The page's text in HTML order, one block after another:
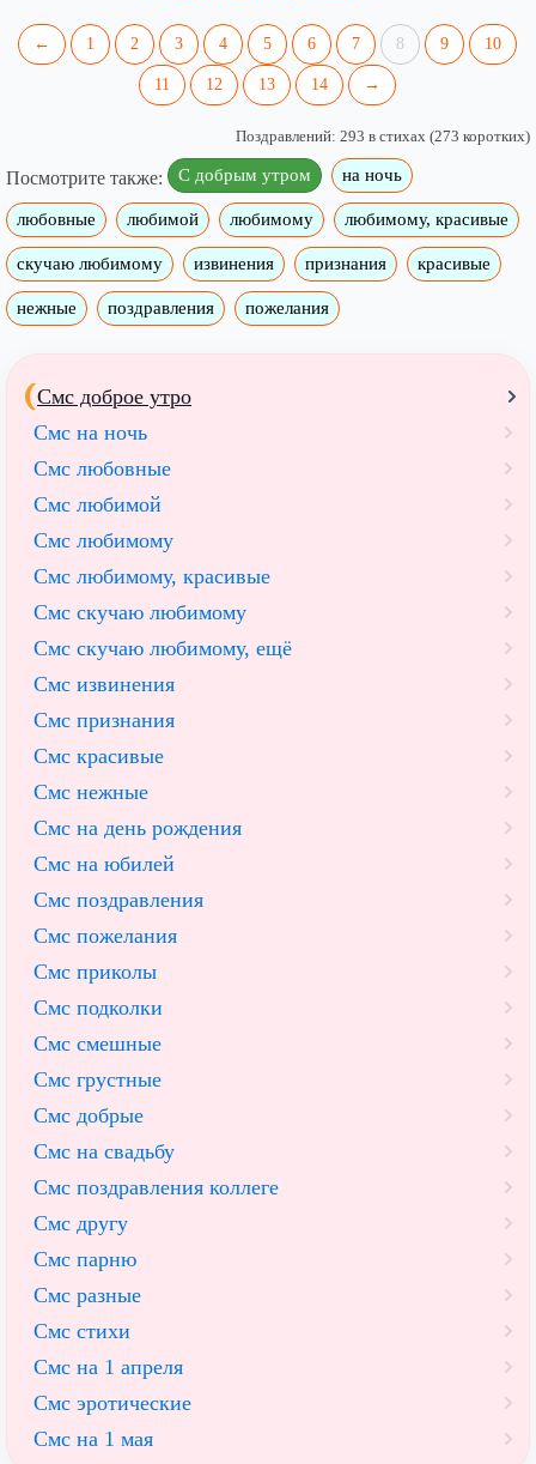
← 1 2 3 4 5 6 7 8 9 10
11 12 13 14 →
Поздравлений: 293 в стихах (273 коротких)
Посмотрите также: С добрым утром на ночь
любовные любимой любимому любимому, красивые
скучаю любимому извинения признания красивые
нежные поздравления пожелания
Смс доброе утро
Смс на ночь
Смс любовные
Смс любимой
Смс любимому
Смс любимому, красивые
Смс скучаю любимому
Смс скучаю любимому, ещё
Смс извинения
Смс признания
Смс красивые
Смс нежные
Смс на день рождения
Смс на юбилей
Смс поздравления
Смс пожелания
Смс приколы
Смс подколки
Смс смешные
Смс грустные
Смс добрые
Смс на свадьбу
Смс поздравления коллеге
Смс другу
Смс парню
Смс разные
Смс стихи
Смс на 1 апреля
Смс эротические
Смс на 1 мая